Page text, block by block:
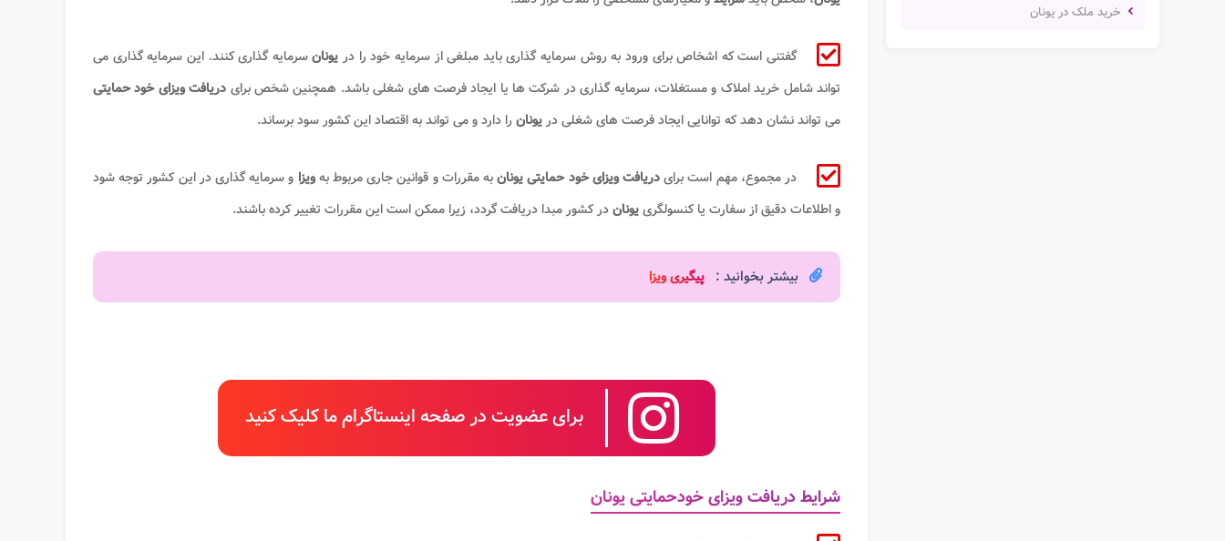
خرید ملک در یونان
گفتنی است که اشخاص برای ورود به روش سرمایه گذاری باید مبلغی از سرمایه خود را در یونانسرمایه گذاری کنند. این سرمایه گذاری می
تواند شامل خرید املاک و مستغلات، سرمایه گذاری در شرکت ها یا ایجاد فرصت های شغلی باشد. همچنین شخص برای دریافت ویزای خود حمایتی
می تواند نشان دهد که توانایی ایجاد فرصت های شغلی دریونان را دارد و می تواند به اقتصاد این کشور سود برساند.
در مجموع، مهم است برایدریافت ویزای خود حمایتی یونانبه مقررات و قوانین جاری مربوط بهویزا و سرمایه گذاری در این کشور توجه شود
و اطلاعات دقیق از سفارت یا کنسولگرییوناندر کشور مبدا دریافت گردد، زیرا ممکن است این مقررات تغییر کرده باشند.
بیشتر بخوانید : پیگیری ویزا
برای عضویت در صفحه اینستاگرام ما کلیک کنید
شرایط دریافت ویزای خودحمایتی یونان